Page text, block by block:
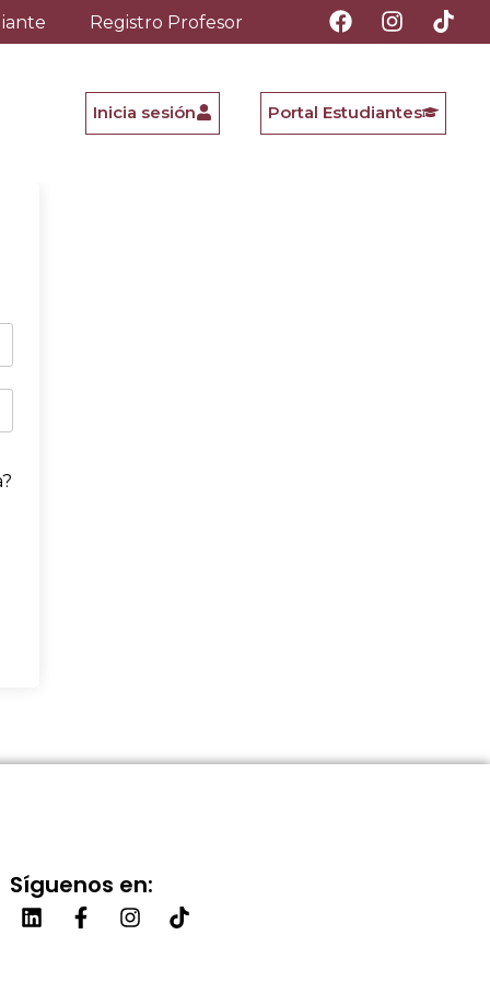
Registro Profesor
Inicia sesión Portal Estudiantes
Síguenos en: